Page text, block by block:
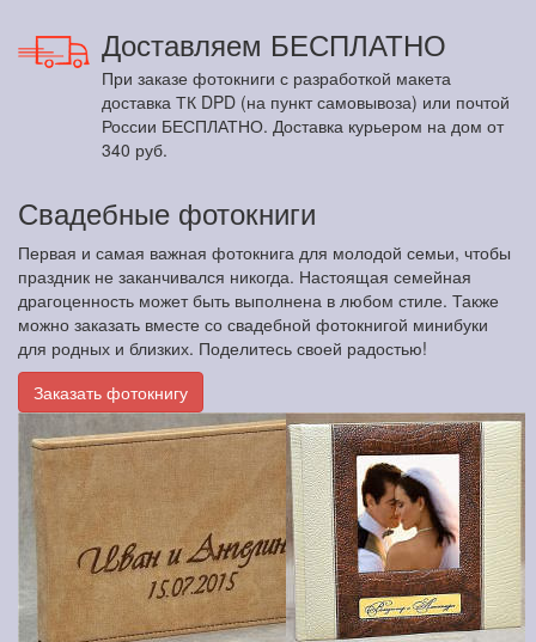
Доставляем БЕСПЛАТНО
При заказе фотокниги с разработкой макета
доставка ТК DPD (на пункт самовывоза) или почтой
России БЕСПЛАТНО. Доставка курьером на дом от
340 руб.
Свадебные фотокниги
Первая и самая важная фотокнига для молодой семьи, чтобы
праздник не заканчивался никогда. Настоящая семейная
драгоценность может быть выполнена в любом стиле. Также
можно заказать вместе со свадебной фотокнигой минибуки
для родных и близких. Поделитесь своей радостью!
Заказать фотокнигу